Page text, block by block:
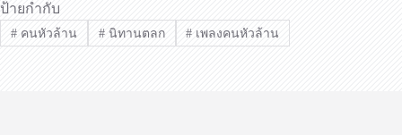
ป้ายกำกับ
#คนหัวล้าน #นิทานตลก # เพลงคนหัวล้าน